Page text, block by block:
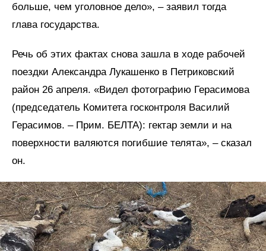
больше, чем уголовное дело», – заявил тогда
глава государства.
Речь об этих фактах снова зашла в ходе рабочей
поездки Александра Лукашенко в Петриковский
район 26 апреля. «Видел фотографию Герасимова
(председатель Комитета госконтроля Василий
Герасимов. – Прим. БЕЛТА): гектар земли и на
поверхности валяются погибшие телята», – сказал
он.